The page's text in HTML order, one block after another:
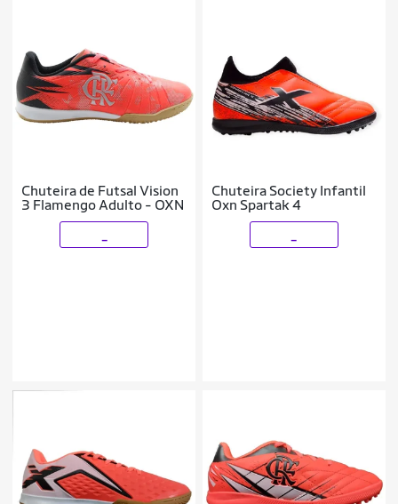
Chuteira de Futsal Vision
3 Flamengo Adulto - OXN
Chuteira Society Infantil
Oxn Spartak 4